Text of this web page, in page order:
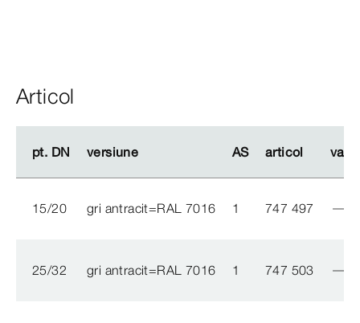
Articol
pt. DN versiune AS articol
pt. DN versiune AS articol
15/20 gri antracit=RAL 7016 1 747 497
25/32 gri antracit=RAL 7016 1 747 503